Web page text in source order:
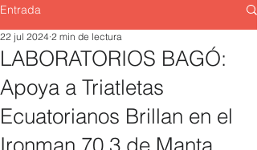
Entrada
LABORATORIOS BAGÓ:
Apoya a Triatletas
Ecuatorianos Brillan en el
22 jul 2024 2 min de lectura